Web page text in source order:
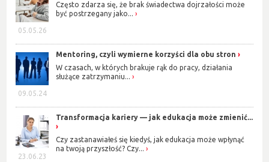
05.05.26
Często zdarza się, że brak świadectwa dojrzałości może
być postrzegany jako...
09.05.24
Mentoring, czyli wymierne korzyści dla obu stron
W czasach, w których brakuje rąk do pracy, działania
służące zatrzymaniu...
23.06.23
Transformacja kariery — jak edukacja może zmienić...
Czy zastanawiałeś się kiedyś, jak edukacja może wpłynąć
na twoją przyszłość? Czy...